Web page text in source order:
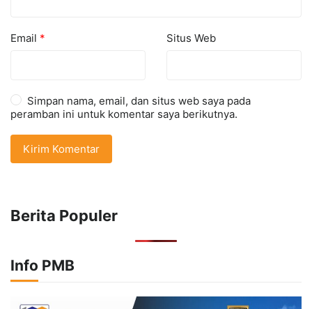
Email * Situs Web
Simpan nama, email, dan situs web saya pada
peramban ini untuk komentar saya berikutnya.
Berita Populer
Info PMB